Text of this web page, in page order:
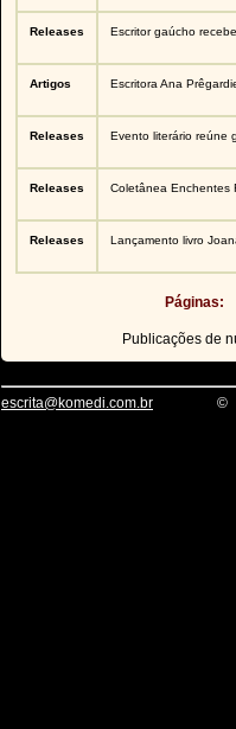
Releases Escritor gaúcho
Artigos Escritora Ana
Releases Evento literário reúne
Releases Coletânea Enchentes
Releases Lançamento livro
Páginas:
Publicações de
escrita@komedi.com.br ©